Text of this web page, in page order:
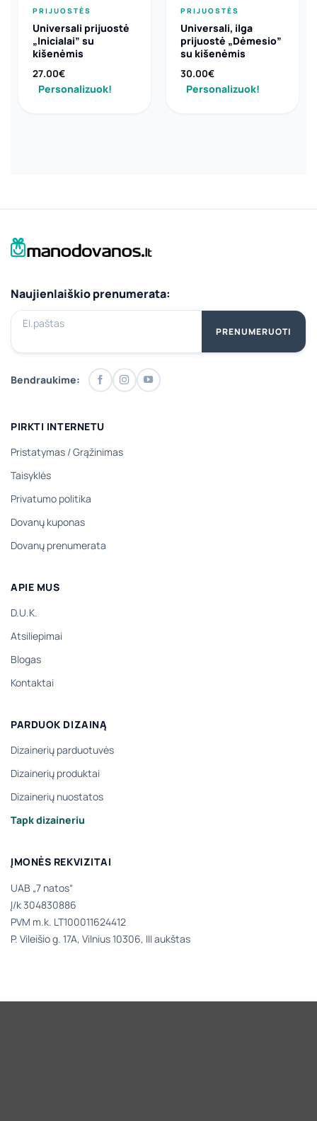
PRIJUOSTĖS
Universali prijuostė
„Inicialai” su
kišenėmis
27.00€
Personalizuok!
PRIJUOSTĖS
Universali, ilga
prijuostė „Dėmesio”
su kišenėmis
30.00€
Personalizuok!
Naujienlaiškio prenumerata:
El.paštas
PRENUMERUOTI
Bendraukime:
PIRKTI INTERNETU
Pristatymas /Grąžinimas
Taisyklės
Privatumo politika
Dovanų kuponas
Dovanų prenumerata
APIE MUS
D.U.K.
Atsiliepimai
Blogas
Kontaktai
PARDUOK DIZAINĄ
Dizainerių parduotuvės
Dizainerių produktai
Dizainerių nuostatos
Tapk dizaineriu
ĮMONĖS REKVIZITAI
UAB „7 natos“
Į/k 304830886
PVM m.k. LT100011624412
P. Vileišio g. 17A, Vilnius 10306, III aukštas